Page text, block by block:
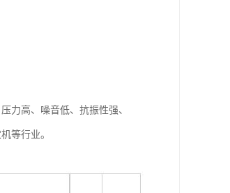
力高、噪音低、抗振性强、
等行业。